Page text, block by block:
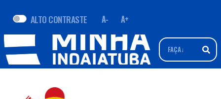
ALTO CONTRASTE A- A+